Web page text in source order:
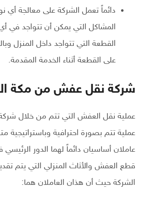
دائماً تعمل الشركة على معالجة أي
المشاكل التي يمكن أن تتواجد في
القطعة التي تتواجد داخل المنزل
على القطعة أثناء الخدمة المقدمة.
شركة نقل عفش من مكة
عملية نقل العفش التي تتم من خلال
عملية تتم بصورة احترافية وباستراتيجية
عاملان أساسيان دائماً لهما الدور
قطع العفش والأثاث المنزلي التي يتم
الشركة حيث أن هذان العاملان هما: